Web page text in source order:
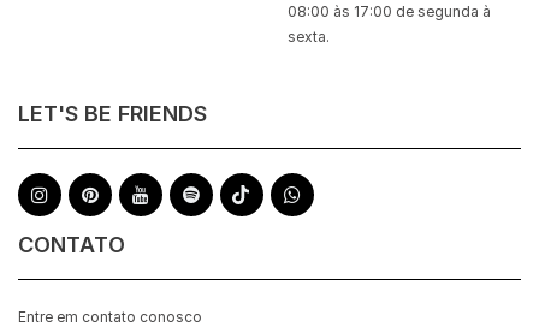
08:00 às 17:00 de segunda à
sexta.
LET'S BE FRIENDS
CONTATO
Entre em contato conosco